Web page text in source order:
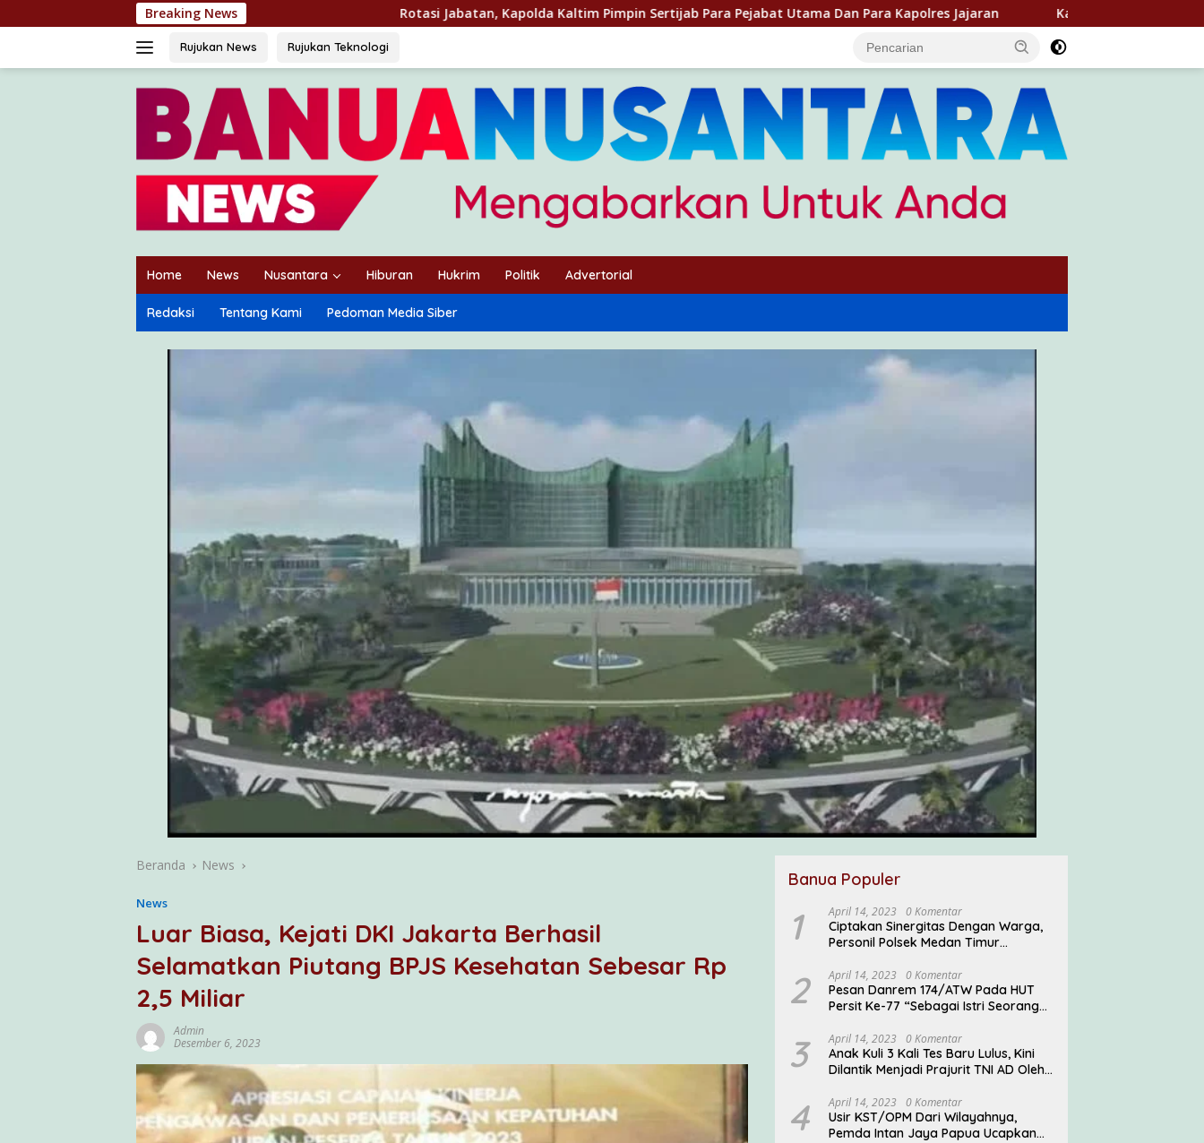
ke
Breaking NewsRotasi Jabatan, Kapolda Kaltim Pimpin Sertijab Para Pejabat Utama Dan Para Kapolres Jajaran Kapolres Berau Pimpin Apel Pengamanan Natal
Rujukan News Rujukan Teknologi
Home News Nusantara Hiburan Hukrim Politik Advertorial
Redaksi Tentang Kami Pedoman Media Siber
Beranda News
News
Luar Biasa, Kejati DKI Jakarta Berhasil
Selamatkan Piutang BPJS Kesehatan Sebesar Rp
2,5 Miliar
Admin
Desember 6, 2023
Banua Populer
1 April 14, 2023 0 Komentar
Ciptakan Sinergitas Dengan Warga,
Personil Polsek Medan Timur
2 April 14, 2023 0 Komentar
Pesan Danrem 174/ATW Pada HUT
Persit Ke-77 “Sebagai Istri Seorang
Mengemban Peran Multi Ganda”
3 April 14, 2023 0 Komentar
Anak Kuli 3 Kali Tes Baru Lulus, Kini
Dilantik Menjadi Prajurit TNI AD Oleh
4 April 14, 2023 0 Komentar
Usir KST/OPM Dari Wilayahnya,
Pemda Intan Jaya Papua Ucapkan